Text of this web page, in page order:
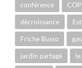
conférence
décroissance
Friche Busso
jardin partagé